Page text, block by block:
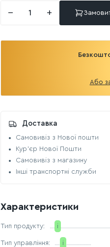
− +
Або
Доставка
Самовивіз з Нової пошти
Кур'єр Нової Пошти
Самовивіз з магазину
Інші транспортні служби
Характеристики
Тип продукту: i
Тип управління: i